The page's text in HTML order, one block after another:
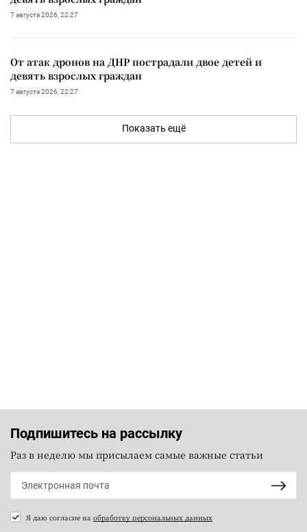
7 августа 2026, 22:27
От атак дронов на ДНР пострадали двое детей и
девять взрослых граждан
7 августа 2026, 22:27
Показать ещё
Подпишитесь на рассылку
Раз в неделю мы присылаем самые важные статьи
Я даю согласие на обработку персональных данных